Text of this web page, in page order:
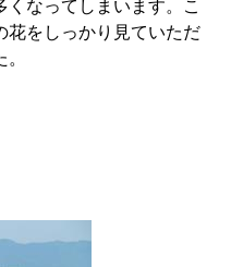
くなってしまいます。こ
花をしっかり見ていただ